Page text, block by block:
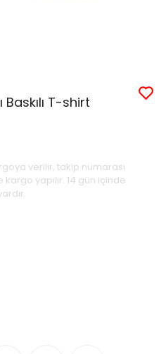
T-shirt
verilir, takip numarası
kargo yapılır. 14 gün içinde